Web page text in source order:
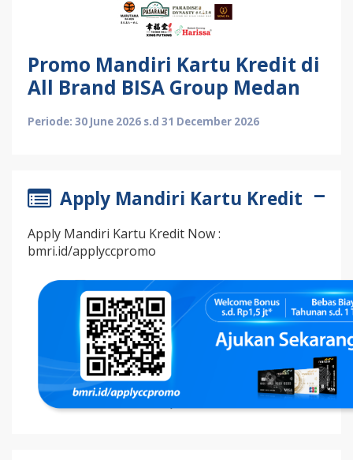
Promo Mandiri Kartu Kredit di
All Brand BISA Group Medan
Periode: 30 June 2026 s.d 31 December 2026
Apply Mandiri Kartu Kredit
Apply Mandiri Kartu Kredit Now :
bmri.id/applyccpromo